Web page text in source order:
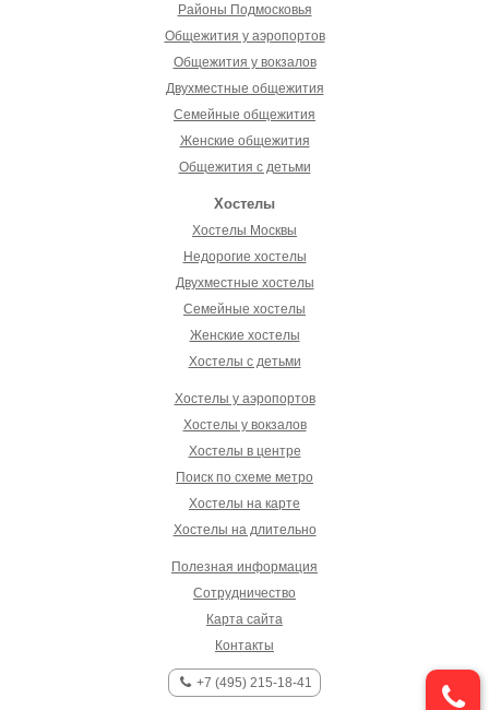
Районы Подмосковья
Общежития у аэропортов
Общежития у вокзалов
Двухместные общежития
Семейные общежития
Женские общежития
Общежития с детьми
Хостелы
Хостелы Москвы
Недорогие хостелы
Двухместные хостелы
Семейные хостелы
Женские хостелы
Хостелы с детьми
Хостелы у аэропортов
Хостелы у вокзалов
Хостелы в центре
Поиск по схеме метро
Хостелы на карте
Хостелы на длительно
Полезная информация
Сотрудничество
Карта сайта
Контакты
+7 (495) 215-18-41